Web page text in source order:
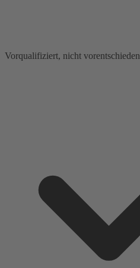
Vorqualifiziert, nicht vorentschieden